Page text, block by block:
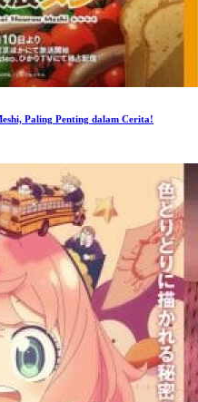
Paling Penting dalam Cerita!